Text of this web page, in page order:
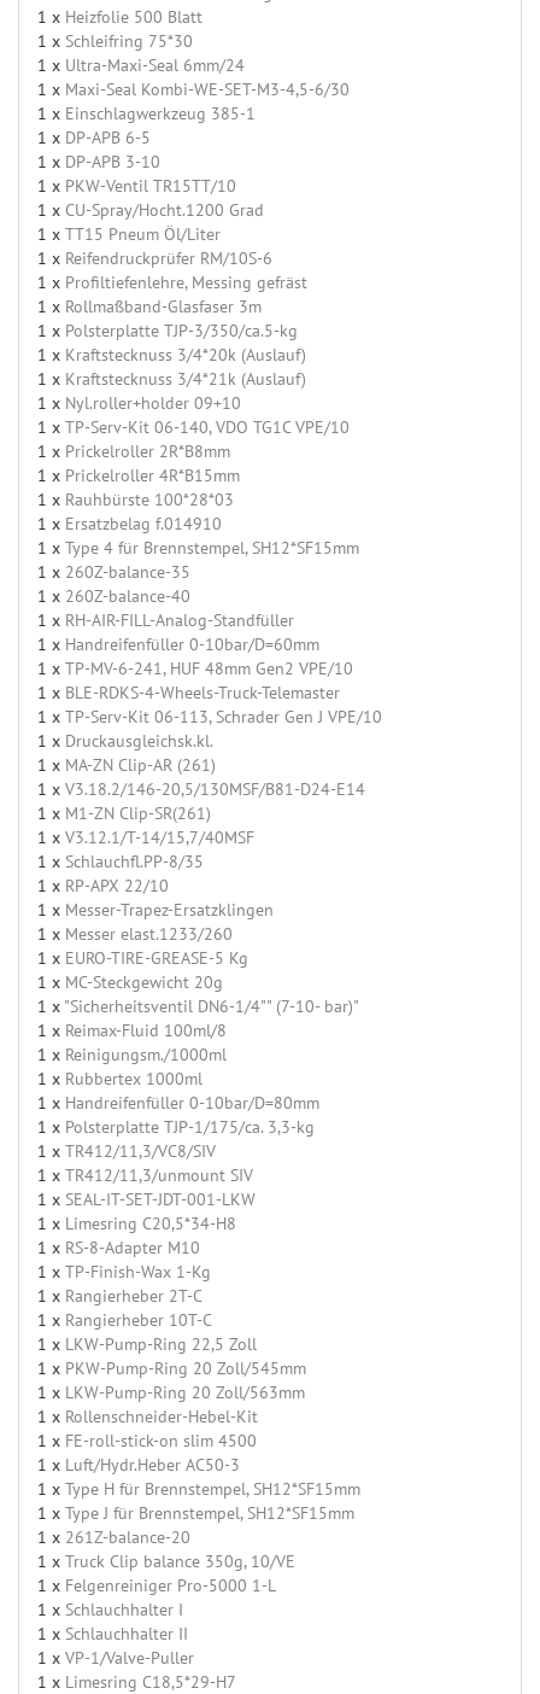
1 x Heizfolie 500 Blatt
1 x Schleifring 75*30
1 x Ultra-Maxi-Seal 6mm/24
1 x Maxi-Seal Kombi-WE-SET-M3-4,5-6/30
1 x Einschlagwerkzeug 385-1
1 x DP-APB 6-5
1 x DP-APB 3-10
1 x PKW-Ventil TR15TT/10
1 x CU-Spray/Hocht.1200 Grad
1 x TT15 Pneum Öl/Liter
1 x Reifendruckprüfer RM/10S-6
1 x Profiltiefenlehre, Messing gefräst
1 x Rollmaßband-Glasfaser 3m
1 x Polsterplatte TJP-3/350/ca.5-kg
1 x Kraftstecknuss 3/4*20k (Auslauf)
1 x Kraftstecknuss 3/4*21k (Auslauf)
1 x Nyl.roller+holder 09+10
1 x TP-Serv-Kit 06-140, VDO TG1C VPE/10
1 x Prickelroller 2R*B8mm
1 x Prickelroller 4R*B15mm
1 x Rauhbürste 100*28*03
1 x Ersatzbelag f.014910
1 x Type 4 für Brennstempel, SH12*SF15mm
1 x 260Z-balance-35
1 x 260Z-balance-40
1 x RH-AIR-FILL-Analog-Standfüller
1 x Handreifenfüller 0-10bar/D=60mm
1 x TP-MV-6-241, HUF 48mm Gen2 VPE/10
1 x BLE-RDKS-4-Wheels-Truck-Telemaster
1 x TP-Serv-Kit 06-113, Schrader Gen J VPE/10
1 x Druckausgleichsk.kl.
1 x MA-ZN Clip-AR (261)
1 x V3.18.2/146-20,5/130MSF/B81-D24-E14
1 x M1-ZN Clip-SR(261)
1 x V3.12.1/T-14/15,7/40MSF
1 x Schlauchfl.PP-8/35
1 x RP-APX 22/10
1 x Messer-Trapez-Ersatzklingen
1 x Messer elast.1233/260
1 x EURO-TIRE-GREASE-5 Kg
1 x MC-Steckgewicht 20g
1 x "Sicherheitsventil DN6-1/4"" (7-10- bar)"
1 x Reimax-Fluid 100ml/8
1 x Reinigungsm./1000ml
1 x Rubbertex 1000ml
1 x Handreifenfüller 0-10bar/D=80mm
1 x Polsterplatte TJP-1/175/ca. 3,3-kg
1 x TR412/11,3/VC8/SIV
1 x TR412/11,3/unmount SIV
1 x SEAL-IT-SET-JDT-001-LKW
1 x Limesring C20,5*34-H8
1 x RS-8-Adapter M10
1 x TP-Finish-Wax 1-Kg
1 x Rangierheber 2T-C
1 x Rangierheber 10T-C
1 x LKW-Pump-Ring 22,5 Zoll
1 x PKW-Pump-Ring 20 Zoll/545mm
1 x LKW-Pump-Ring 20 Zoll/563mm
1 x Rollenschneider-Hebel-Kit
1 x FE-roll-stick-on slim 4500
1 x Luft/Hydr.Heber AC50-3
1 x Type H für Brennstempel, SH12*SF15mm
1 x Type J für Brennstempel, SH12*SF15mm
1 x 261Z-balance-20
1 x Truck Clip balance 350g, 10/VE
1 x Felgenreiniger Pro-5000 1-L
1 x Schlauchhalter I
1 x Schlauchhalter II
1 x VP-1/Valve-Puller
1 x Limesring C18,5*29-H7